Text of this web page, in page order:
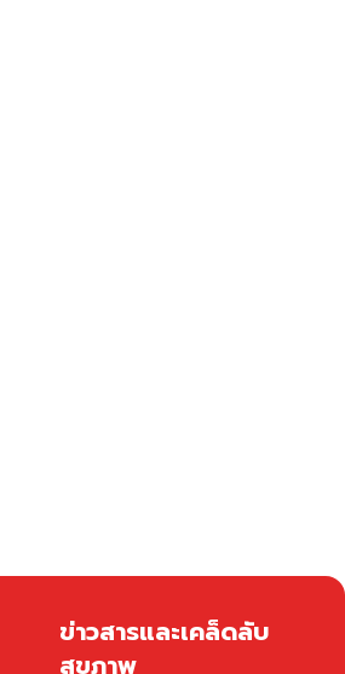
ข่าวสารและเคล็ดลับ
สุขภาพ